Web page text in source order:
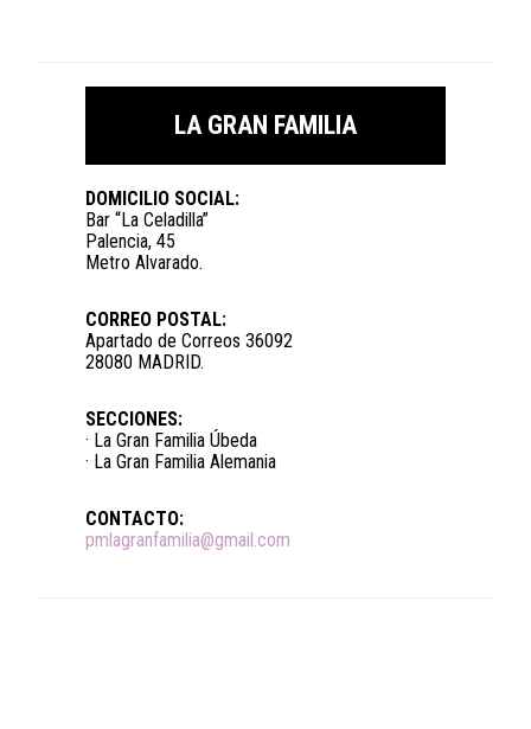
LA GRAN FAMILIA
DOMICILIO SOCIAL:
Bar “La Celadilla”
Palencia, 45
Metro Alvarado.
CORREO POSTAL:
Apartado de Correos 36092
28080 MADRID.
SECCIONES:
· La Gran Familia Úbeda
· La Gran Familia Alemania
CONTACTO:
pmlagranfamilia@gmail.com